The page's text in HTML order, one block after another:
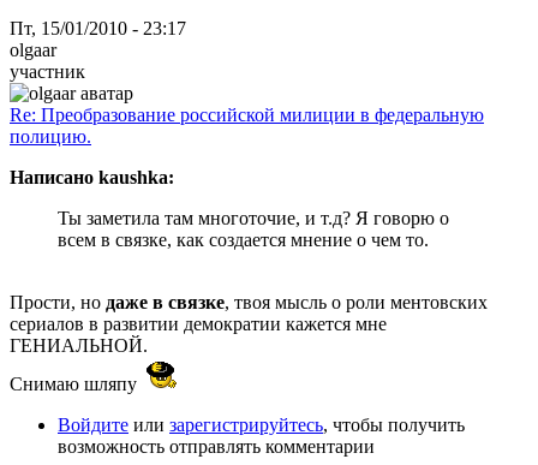
Пт, 15/01/2010 - 23:17
olgaar
участник
Re: Преобразование российской милиции в федеральную
полицию.
Написано kaushka:
Ты заметила там многоточие, и т.д? Я говорю о
всем в связке, как создается мнение о чем то.
Прости, но даже в связке, твоя мысль о роли ментовских
сериалов в развитии демократии кажется мне
ГЕНИАЛЬНОЙ.
Снимаю шляпу
Войдите или зарегистрируйтесь, чтобы получить
возможность отправлять комментарии